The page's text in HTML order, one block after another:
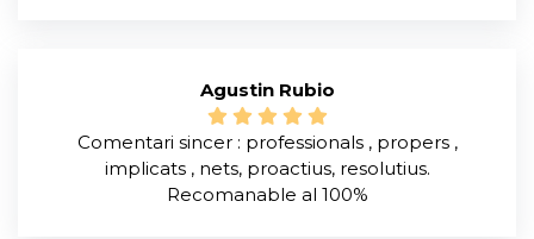
Agustin Rubio
Comentari sincer : professionals , propers ,
implicats , nets, proactius, resolutius.
Recomanable al 100%